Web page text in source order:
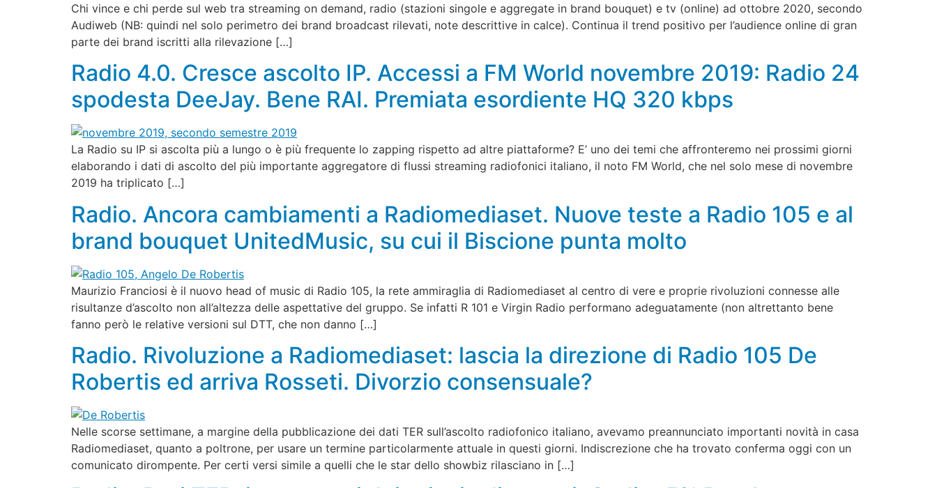
Chi vince e chi perde sul web tra streaming on demand, radio (stazioni singole e aggregate in brand bouquet) e tv (online) ad ottobre 2020, secondo
Audiweb (NB: quindi nel solo perimetro dei brand broadcast rilevati, note descrittive in calce). Continua il trend positivo per l’audience online di gran
parte dei brand iscritti alla rilevazione […]
Radio 4.0. Cresce ascolto IP. Accessi a FM World novembre 2019: Radio 24
spodesta DeeJay. Bene RAI. Premiata esordiente HQ 320 kbps
La Radio su IP si ascolta più a lungo o è più frequente lo zapping rispetto ad altre piattaforme? E’ uno dei temi che affronteremo nei prossimi giorni
elaborando i dati di ascolto del più importante aggregatore di flussi streaming radiofonici italiano, il noto FM World, che nel solo mese di novembre
2019 ha triplicato […]
Radio. Ancora cambiamenti a Radiomediaset. Nuove teste a Radio 105 e al
brand bouquet UnitedMusic, su cui il Biscione punta molto
Maurizio Franciosi è il nuovo head of music di Radio 105, la rete ammiraglia di Radiomediaset al centro di vere e proprie rivoluzioni connesse alle
risultanze d’ascolto non all’altezza delle aspettative del gruppo. Se infatti R 101 e Virgin Radio performano adeguatamente (non altrettanto bene
fanno però le relative versioni sul DTT, che non danno […]
Radio. Rivoluzione a Radiomediaset: lascia la direzione di Radio 105 De
Robertis ed arriva Rosseti. Divorzio consensuale?
Nelle scorse settimane, a margine della pubblicazione dei dati TER sull’ascolto radiofonico italiano, avevamo preannunciato importanti novità in casa
Radiomediaset, quanto a poltrone, per usare un termine particolarmente attuale in questi giorni. Indiscrezione che ha trovato conferma oggi con un
comunicato dirompente. Per certi versi simile a quelli che le star dello showbiz rilasciano in […]